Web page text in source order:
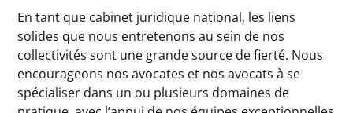
En tant que cabinet juridique national, les liens
solides que nous entretenons au sein de nos
collectivités sont une grande source de fierté. Nous
encourageons nos avocates et nos avocats à se
spécialiser dans un ou plusieurs domaines de